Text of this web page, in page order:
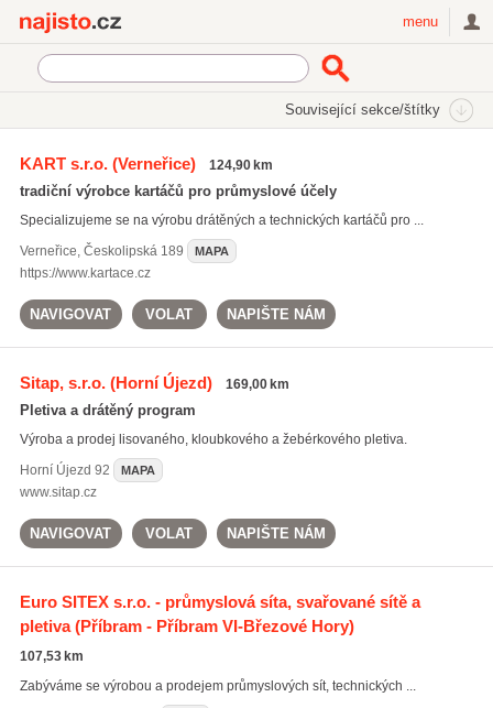
menu
Související sekce/štítky
Drátěné výrobky
KART s.r.o.(Verneřice) 124,90 km
tradiční výrobce kartáčů pro průmyslové účely
Specializujeme se na výrobu drátěných a technických kartáčů pro ...
Verneřice, Českolipská 189 MAPA
https://www.kartace.cz
NAVIGOVAT VOLAT NAPIŠTE NÁM
Sitap, s.r.o.(Horní Újezd) 169,00 km
Pletiva a drátěný program
Výroba a prodej lisovaného, kloubkového a žebérkového pletiva.
Horní Újezd 92 MAPA
www.sitap.cz
NAVIGOVAT VOLAT NAPIŠTE NÁM
Euro SITEX s.r.o. - průmyslová síta, svařované sítě a
pletiva(Příbram - Příbram VI-Březové Hory)
107,53 km
Zabýváme se výrobou a prodejem průmyslových sít, technických ...